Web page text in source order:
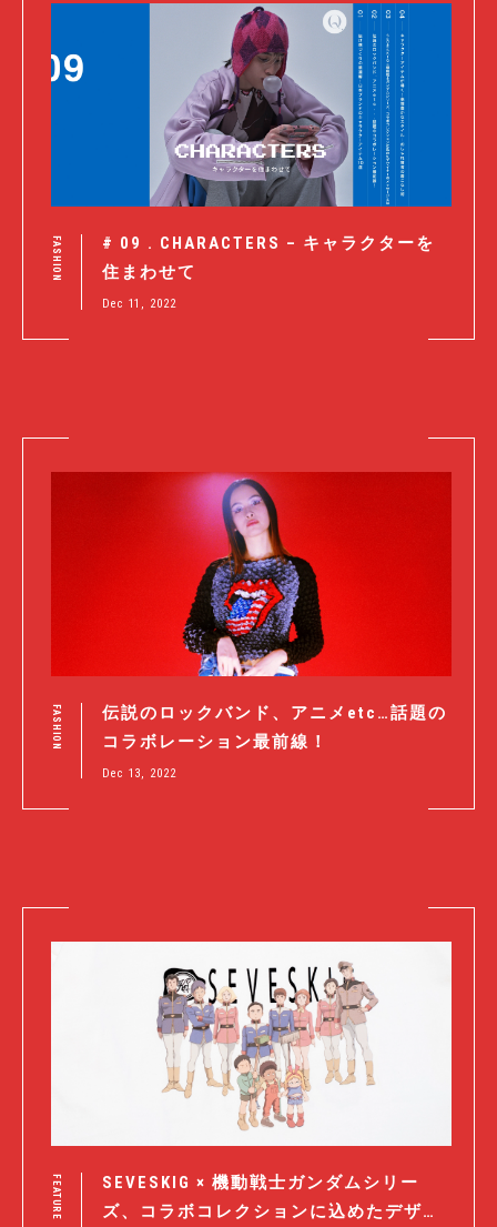
FASHION
# 09 . CHARACTERS – キャラクターを
住まわせて
Dec 11, 2022
FASHION
伝説のロックバンド、アニメetc…話題の
コラボレーション最前線！
Dec 13, 2022
FEATURE
SEVESKIG × 機動戦士ガンダムシリー
ズ、コラボコレクションに込めたデザイ